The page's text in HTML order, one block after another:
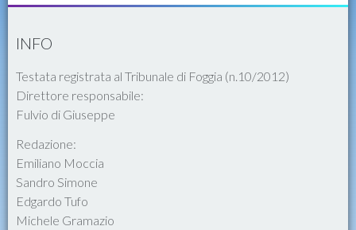
INFO
Testata registrata al Tribunale di Foggia (n.10/2012)
Direttore responsabile:
Fulvio di Giuseppe
Redazione:
Emiliano Moccia
Sandro Simone
Edgardo Tufo
Michele Gramazio